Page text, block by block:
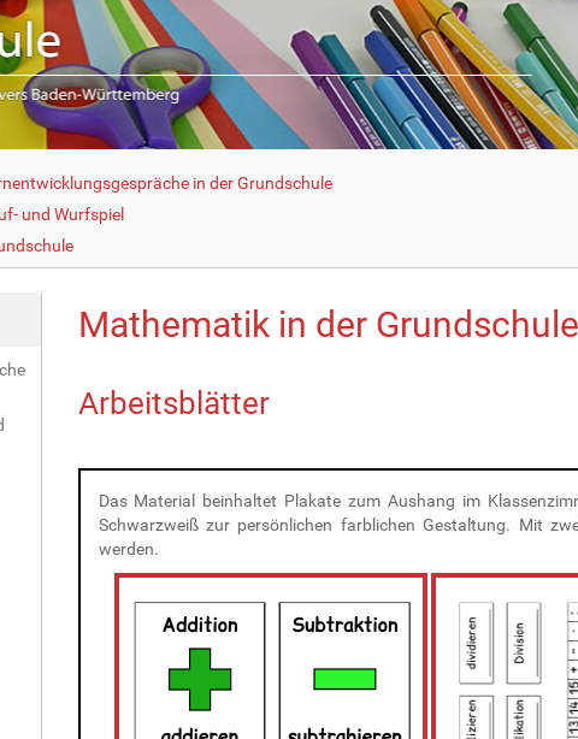
in der Grundschule
und Wurfspiel
Mathematik in der Grundschule
Arbeitsblätter
Das Material beinhaltet Plakate zum Aushang im
Schwarzweiß zur persönlichen farblichen Gestaltung. Mit
werden.